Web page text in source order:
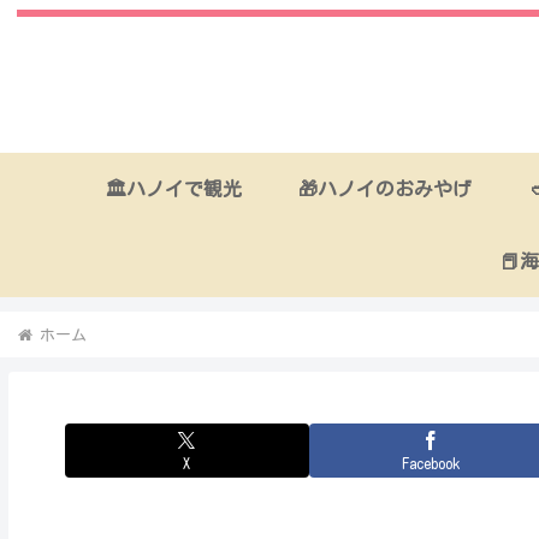
🏛ハノイで観光 🎁ハノイのおみやげ
📕
ホーム
X Facebook